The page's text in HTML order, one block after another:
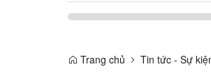
Trang chủ Tin tức - Sự